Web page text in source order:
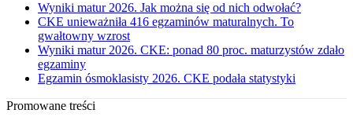
Wyniki matur 2026. Jak można się od nich odwołać?
CKE unieważniła 416 egzaminów maturalnych. To
gwałtowny wzrost
Wyniki matur 2026. CKE: ponad 80 proc. maturzystów zdało
egzaminy
Egzamin ósmoklasisty 2026. CKE podała statystyki
Promowane treści